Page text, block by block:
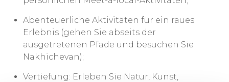
Abenteuerliche Aktivitäten für ein raues
Erlebnis (gehen Sie abseits der
ausgetretenen Pfade und besuchen Sie
Nakhichevan);
Vertiefung: Erleben Sie Natur, Kunst,